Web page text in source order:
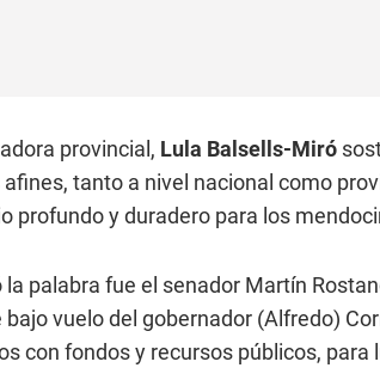
provincial, Lula Balsells-Miró
tanto a nivel nacional como
profundo y duradero para los
palabra fue el senador Martín
vuelo del gobernador (Alfredo)
con fondos y recursos públicos, para